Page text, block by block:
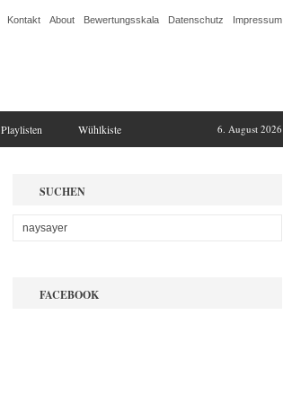
Kontakt About Bewertungsskala Datenschutz Impressum
6. August 2026
Playlisten Wühlkiste
SUCHEN
FACEBOOK